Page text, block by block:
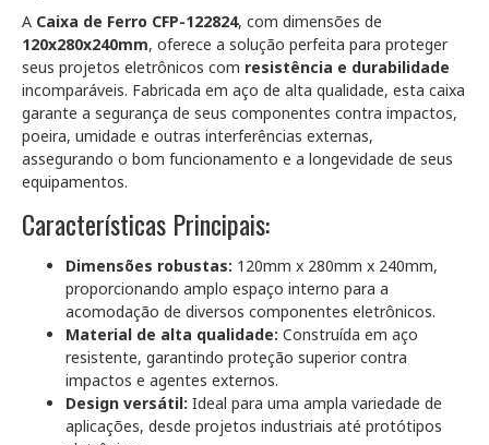
A Caixa de Ferro CFP-122824, com dimensões de
120x280x240mm, oferece a solução perfeita para proteger
seus projetos eletrônicos com resistência e durabilidade
incomparáveis. Fabricada em aço de alta qualidade, esta caixa
garante a segurança de seus componentes contra impactos,
poeira, umidade e outras interferências externas,
assegurando o bom funcionamento e a longevidade de seus
equipamentos.
Características Principais:
Dimensões robustas: 120mm x 280mm x 240mm,
proporcionando amplo espaço interno para a
acomodação de diversos componentes eletrônicos.
Material de alta qualidade: Construída em aço
resistente, garantindo proteção superior contra
impactos e agentes externos.
Design versátil: Ideal para uma ampla variedade de
aplicações, desde projetos industriais até protótipos